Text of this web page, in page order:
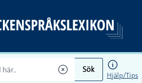
Sök
Hjälp/Tips